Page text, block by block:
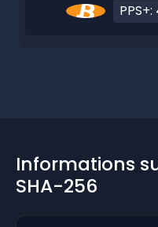
PPS+:
Informations
SHA-256